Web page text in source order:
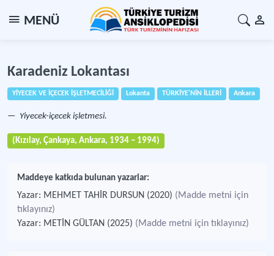
MENÜ
Karadeniz Lokantası
YİYECEK VE İÇECEK İŞLETMECİLİĞİ Lokanta TÜRKİYE'NİN İLLERİ Ankara
Yiyecek-içecek işletmesi.
(Kızılay, Çankaya, Ankara, 1934 – 1994)
Maddeye katkıda bulunan yazarlar:
Yazar: MEHMET TAHİR DURSUN (2020) (Madde metni için
tıklayınız)
Yazar: METİN GÜLTAN (2025) (Madde metni için tıklayınız)